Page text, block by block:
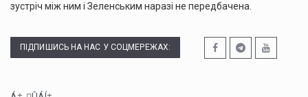
зустріч між ним і Зеленським наразі не передбачена.
ПІДПИШИСЬ НА НАС У СОЦМЕРЕЖАХ: